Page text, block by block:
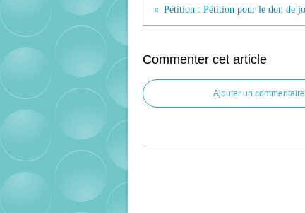
Commenter cet article
Ajouter un commentaire